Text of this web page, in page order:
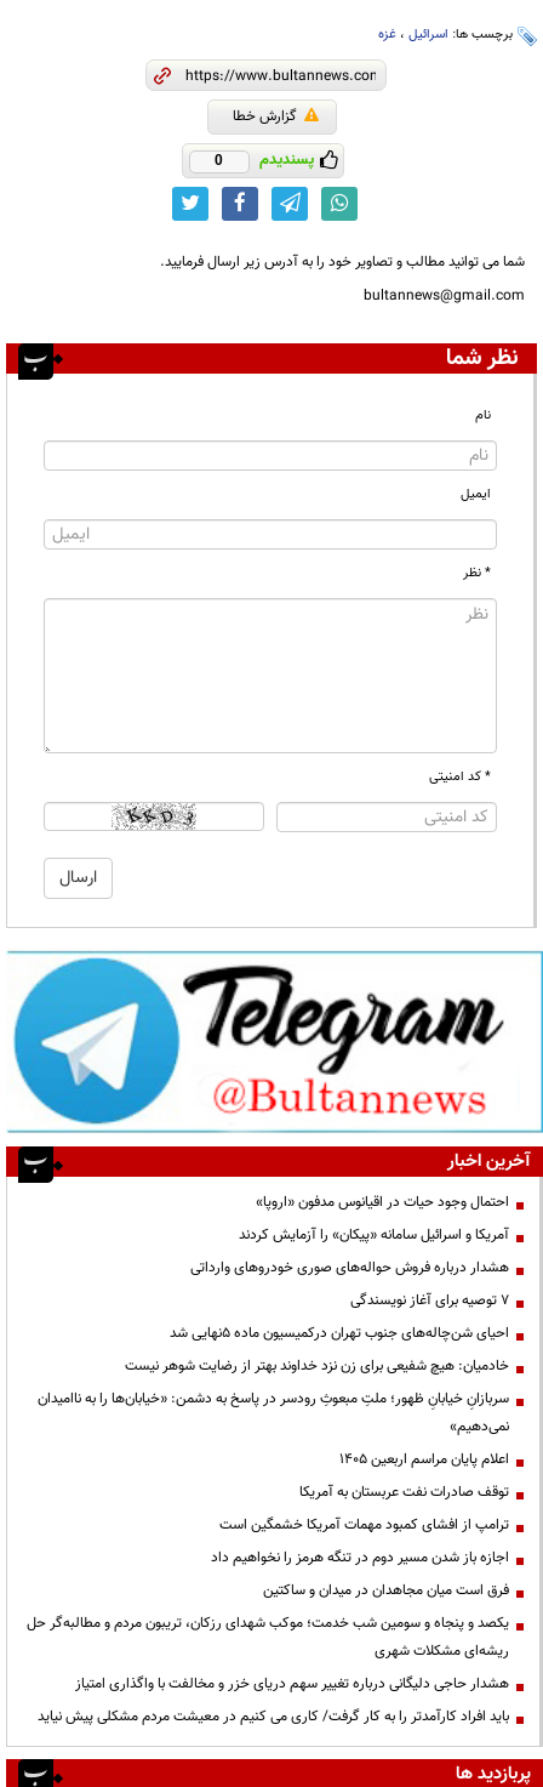
برچسب ها: اسرائیل ، غزه
گزارش خطا
پسندیدم 0
شما می توانید مطالب و تصاویر خود را به آدرس زیر ارسال فرمایید.
bultannews@gmail.com
نظر شما
نام
ایمیل
* نظر
* کد امنیتی
آخرین اخبار
احتمال وجود حیات در اقیانوس مدفون «اروپا»
آمریکا و اسرائیل سامانه «پیکان» را آزمایش کردند
هشدار درباره فروش حواله‌های صوری خودروهای وارداتی
۷ توصیه برای آغاز نویسندگی
احیای شن‌چاله‌های جنوب تهران درکمیسیون ماده ۵نهایی شد
خادمیان: هیچ شفیعی برای زن نزد خداوند بهتر از رضایت شوهر نیست
سربازانِ خیابانِ ظهور؛ ملتِ مبعوثِ رودسر در پاسخ به دشمن: «خیابان‌ها را به ناامیدان
نمی‌دهیم»
اعلام پایان مراسم اربعین ۱۴۰۵
توقف صادرات نفت عربستان به آمریکا
ترامپ از افشای کمبود مهمات آمریکا خشمگین است
اجازه باز شدن مسیر دوم در تنگه هرمز را نخواهیم داد
فرق است میان مجاهدان در میدان و ساکتین
یکصد و پنجاه و سومین شب خدمت؛ موکب شهدای رزکان، تریبون مردم و مطالبه‌گر حل
ریشه‌ای مشکلات شهری
هشدار حاجی دلیگانی درباره تغییر سهم دریای خزر و مخالفت با واگذاری امتیاز
باید افراد کارآمدتر را به کار گرفت/ کاری می کنیم در معیشت مردم مشکلی پیش نیاید
پربازدید ها